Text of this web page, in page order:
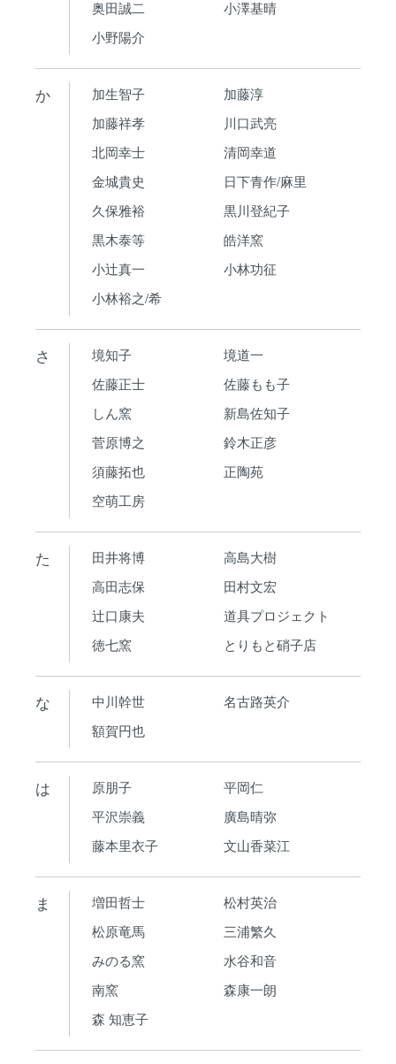
奥田誠二
小澤基晴
小野陽介
か 加生智子
加藤淳
加藤祥孝
川口武亮
北岡幸士
清岡幸道
金城貴史
日下青作/麻里
久保雅裕
黒川登紀子
黒木泰等
皓洋窯
小辻真一
小林功征
小林裕之/希
さ 境知子
境道一
佐藤正士
佐藤もも子
しん窯
新島佐知子
菅原博之
鈴木正彦
須藤拓也
正陶苑
空萌工房
た 田井将博
高島大樹
高田志保
田村文宏
辻口康夫
道具プロジェクト
徳七窯
とりもと硝子店
な 中川幹世
名古路英介
額賀円也
は 原朋子
平岡仁
平沢崇義
廣島晴弥
藤本里衣子
文山香菜江
ま 増田哲士
松村英治
松原竜馬
三浦繁久
みのる窯
水谷和音
南窯
森康一朗
森 知恵子